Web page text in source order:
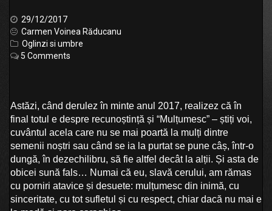
29/12/2017
Carmen Voinea Răducanu
Oglinzi si umbre
5 Comments
Astăzi, când derulez în minte anul 2017, realizez că în
final totul e despre recunoștință și “Mulțumesc” – știți voi,
cuvântul acela care nu se mai poartă la mulți dintre
semenii noștri sau când se ia la purtat se pune câș, într-o
dungă, în dezechilibru, să fie altfel decât la alții. Și asta de
obicei sună fals… Numai că eu, slavă cerului, am rămas
cu porniri atavice și desuete: mulțumesc din inimă, cu
sinceritate, cu tot sufletul și cu respect, chiar dacă nu mai e